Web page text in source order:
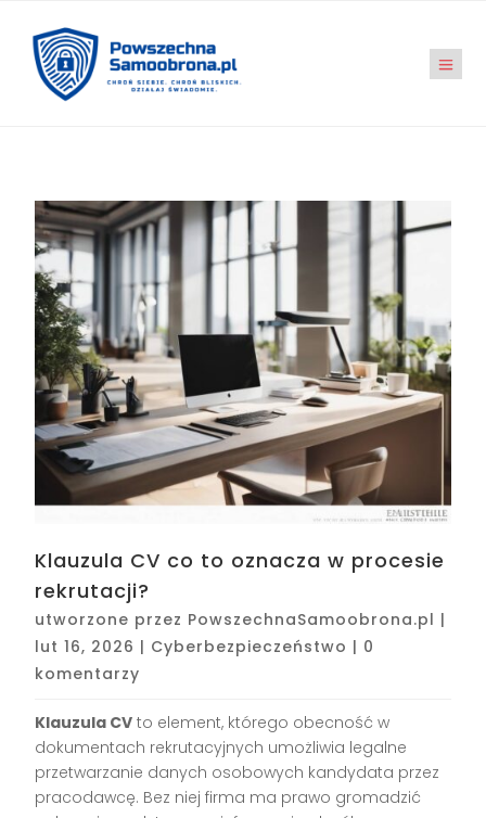
Klauzula CV co to oznacza w procesie
rekrutacji?
utworzone przez PowszechnaSamoobrona.pl |
lut 16, 2026 | Cyberbezpieczeństwo | 0
komentarzy
Klauzula CV to element, którego obecność w
dokumentach rekrutacyjnych umożliwia legalne
przetwarzanie danych osobowych kandydata przez
pracodawcę. Bez niej firma ma prawo gromadzić